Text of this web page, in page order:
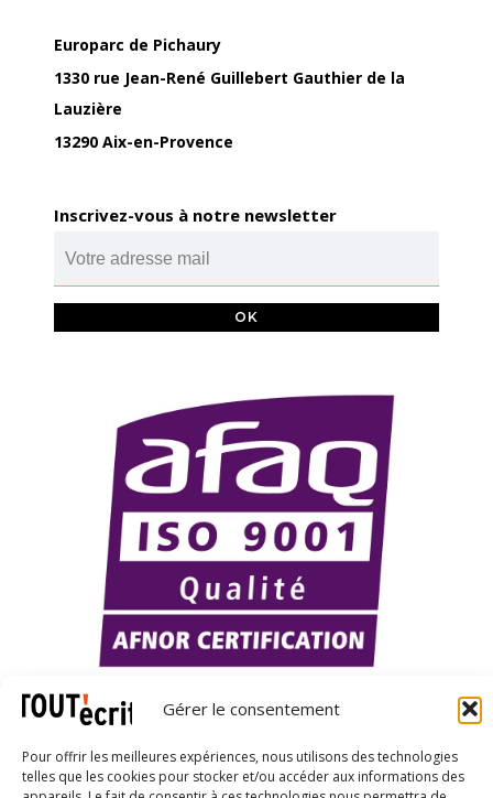
Gérer le consentement
Pour offrir les meilleures expériences, nous utilisons des technologies
telles que les cookies pour stocker et/ou accéder aux informations des
Europarc de Pichaury
1330 rue Jean-René Guillebert Gauthier de la
Lauzière
13290 Aix-en-Provence
Inscrivez-vous à notre newsletter
X LinkedIn